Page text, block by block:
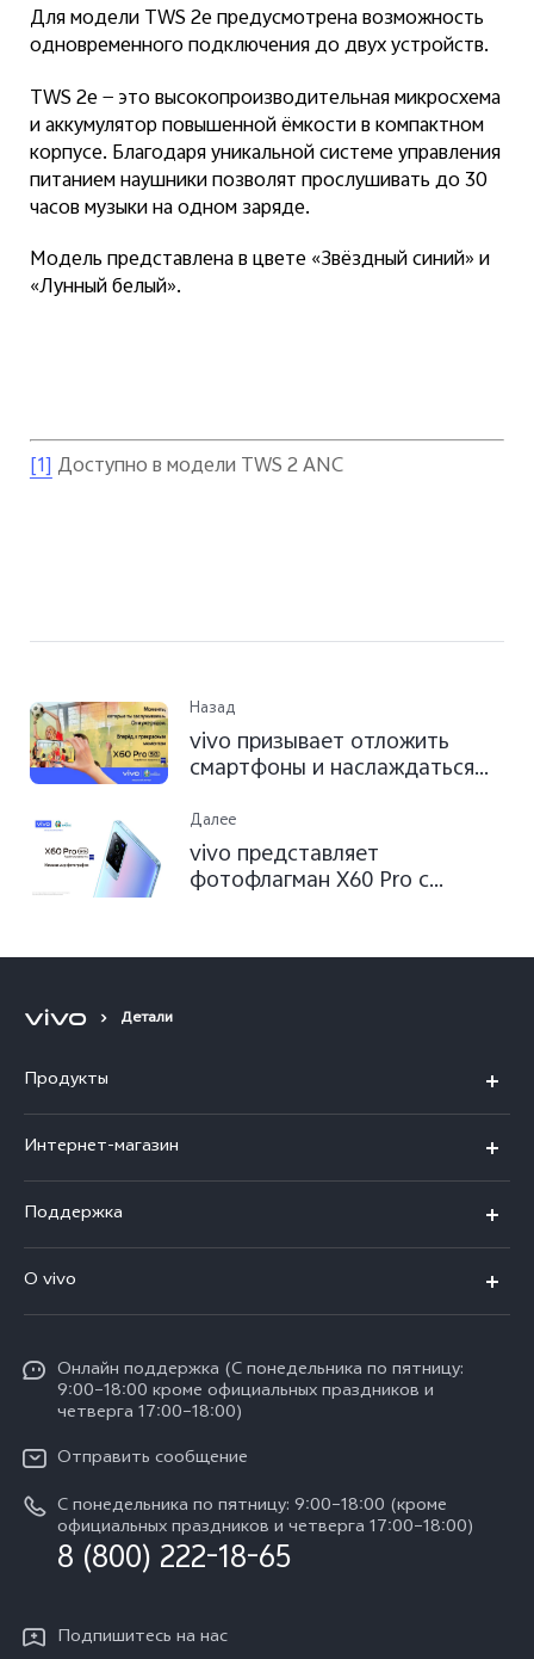
Для модели TWS 2e предусмотрена возможность
одновременного подключения до двух устройств.
TWS 2e — это высокопроизводительная микросхема
и аккумулятор повышенной ёмкости в компактном
корпусе. Благодаря уникальной системе управления
питанием наушники позволят прослушивать до 30
часов музыки на одном заряде.
Модель представлена в цвете «Звёздный синий» и
«Лунный белый».
[1] Доступно в модели TWS 2 ANC
Назад
vivo призывает отложить
смартфоны и наслаждаться
рекламной кампании «Вперед,
к прекрасным моментам» на
ЕВРО-2020
Далее
vivo представляет
фотофлагман X60 Pro с
ночного неба
Детали
Продукты
X300 FE
V70 FE
V70
Y31d
Y11d
Интернет-магазин
V60 5G
V60 Lite
V40 Lite
Y04s
Поддержка
FAQs
Funtouch OS
Сервисные центры
IMEI аутентификация
Запрос стоимости запчастей
Обновление системы
Скачать LUT для Log-восстановления
O vivo
Пресс-центр
Карьера в vivo
Юридическая информация
О нас
Социальная ответственность
Oнлайн поддержка (С понедельника по пятницу:
9:00–18:00 кроме официальных праздников и
четверга 17:00–18:00)
Отправить сообщение
С понедельника по пятницу: 9:00–18:00 (кроме
официальных праздников и четверга 17:00–18:00)
8 (800) 222-18-65
Подпишитесь на нас